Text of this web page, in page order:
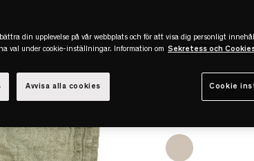
din upplevelse på vår webbplats och för att visa dig personligt
val under cookie-inställningar. Information om Sekretess och
Cookie
Avvisa alla cookies